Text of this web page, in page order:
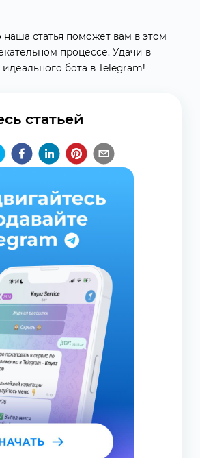
статья поможет вам в этом
процессе. Удачи в
бота в Telegram!
статьей